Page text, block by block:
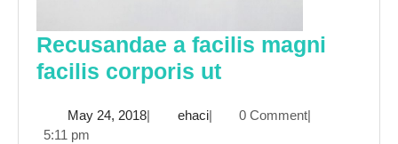
Recusandae a facilis magni
facilis corporis utRecusandae
facilis
May 24, 2018May
| ehaciehaci
| 0 Comment|
5:11 pm